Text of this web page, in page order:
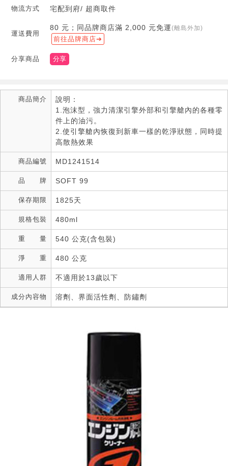
物流方式 宅配到府/ 超商取件
運送費用
80 元；同品牌商店滿 2,000 元免運(離島外加)
前往品牌商店
分享商品 分享
商品簡介
說明：
1.泡沫型，強力清潔引擎外部和引擎艙內的各種零
件上的油污。
2.使引擎艙內恢復到新車一樣的乾淨狀態，同時提
高散熱效果
商品編號 MD1241514
品 牌 SOFT 99
保存期限 1825天
規格包裝 480ml
重 量 540 公克(含包裝)
淨 重 480 公克
適用人群 不適用於13歲以下
成分內容物 溶劑、界面活性劑、防鏽劑